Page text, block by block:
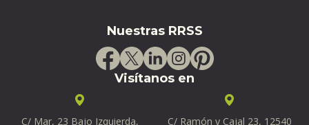
Nuestras RRSS
Visítanos en
C/ Mar, 23 Bajo Izquierda,
C/ Ramón y Cajal 23, 12540